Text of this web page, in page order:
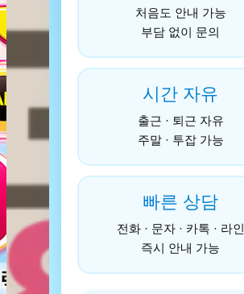
처음도 안내 가능
부담 없이 문의
시간 자유
출근 · 퇴근 자유
주말 · 투잡 가능
빠른 상담
전화 · 문자 · 카톡 · 라인
즉시 안내 가능